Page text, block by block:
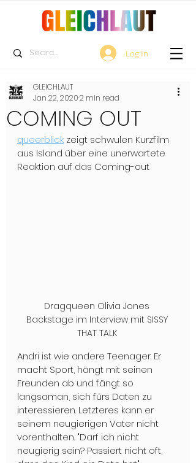
Log In
COMING OUT
GLEICHLAUT
Jan 22, 20202 min read
queerblick zeigt schwulen Kurzfilm
aus Island über eine unerwartete
Reaktion auf das Coming-out
Dragqueen Olivia Jones
Backstage im Interview mit SISSY
THAT TALK
Andri ist wie andere Teenager. Er
macht Sport, hängt mit seinen
Freunden ab und fängt so
langsaman, sich fürs Daten zu
interessieren. Letzteres kann er
seinem neugierigen Vater nicht
vorenthalten. "Darf ich nicht
neugierig sein? Passiert nicht oft,